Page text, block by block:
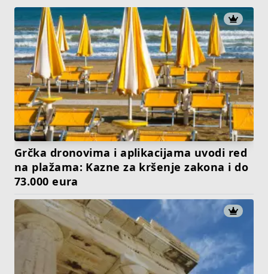
Grčka dronovima i aplikacijama uvodi red
na plažama: Kazne za kršenje zakona i do
73.000 eura